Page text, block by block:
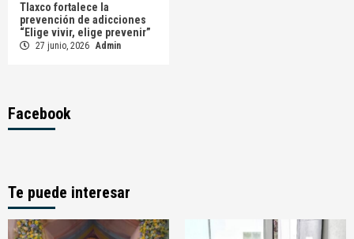
Tlaxco fortalece la
prevención de adicciones
“Elige vivir, elige prevenir”
27 junio, 2026 Admin
Facebook
Te puede interesar